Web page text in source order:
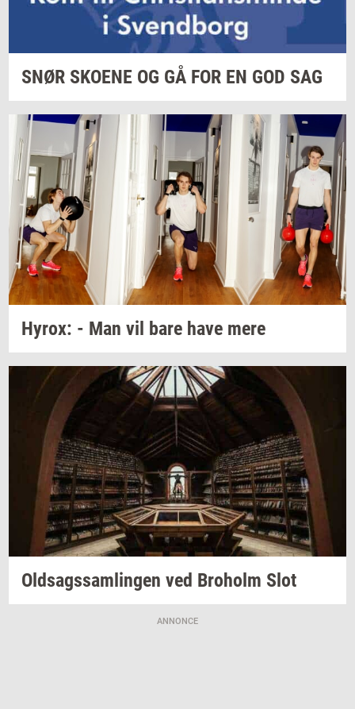
SNØR SKO­E­NE OG GÅ FOR EN GOD SAG
Hyrox: - Man vil bare have mere
Oldsags­sam­lin­gen ved Bro­holm Slot
ANNONCE